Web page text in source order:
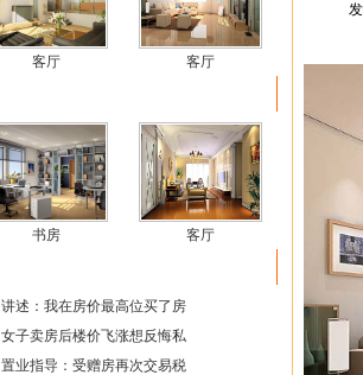
客厅
客厅
书房
客厅
讲述：我在房价最高位买了房
女子卖房后楼价飞涨想反悔私
置业指导：受赠房再次交易税